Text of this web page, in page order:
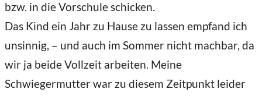
bzw. in die Vorschule schicken.
Das Kind ein Jahr zu Hause zu lassen empfand ich
unsinnig, – und auch im Sommer nicht machbar, da
wir ja beide Vollzeit arbeiten. Meine
Schwiegermutter war zu diesem Zeitpunkt leider